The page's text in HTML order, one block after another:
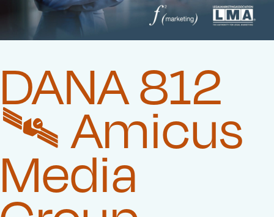
DANA 812
🛰️‍ Amicus
Media